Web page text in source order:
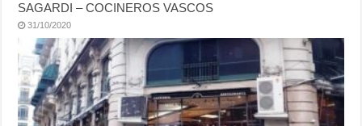
SAGARDI – COCINEROS VASCOS
31/10/2020